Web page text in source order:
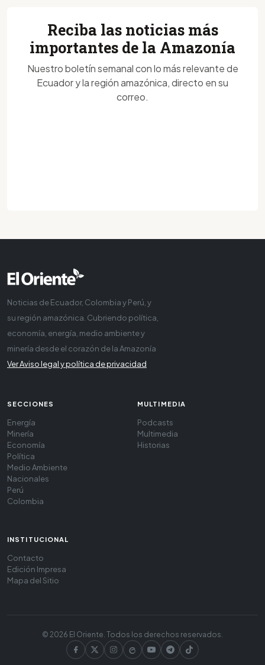
Reciba las noticias más
importantes de la Amazonía
Nuestro boletín semanal con lo más relevante de
Ecuador y la región amazónica, directo en su
correo.
Noticias de Ecuador, Colombia y Perú, y
su región amazónica. Cubriendo política,
economía, energía, medio ambiente y
minería desde el corazón de la Amazonía
Ver Aviso legal y política de privacidad
SECCIONES
Energía
Minería
Economía
Política
Medio Ambiente
Nacionales
Perú
Colombia
MULTIMEDIA
Podcasts
Multimedia
Historias
INSTITUCIONAL
Contacto
Edición Impresa
Mapa del Sitio
© 2026 El Oriente. Todos los derechos reservados.